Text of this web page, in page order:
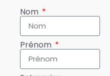
Nom
Prénom